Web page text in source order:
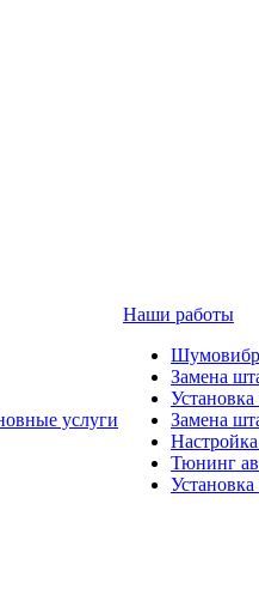
услуги
Наши работы
Замена
Замена
Тюнинг
Установка